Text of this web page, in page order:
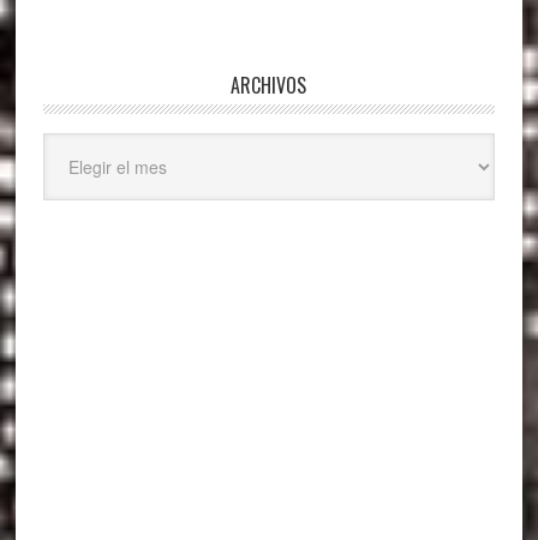
ARCHIVOS